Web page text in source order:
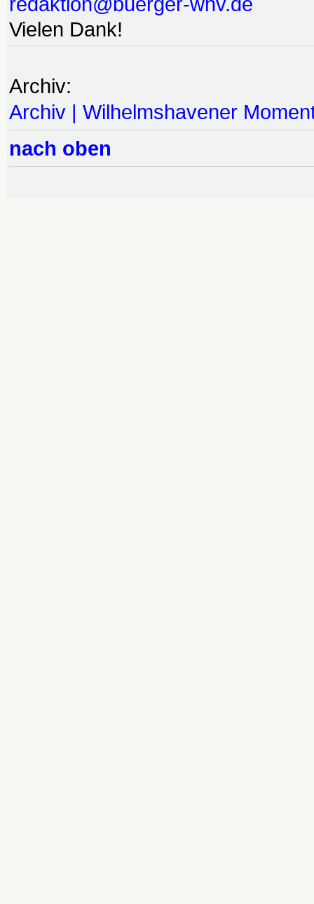
Vielen Dank!
Archiv:
Archiv | Wilhelmshavener
nach oben